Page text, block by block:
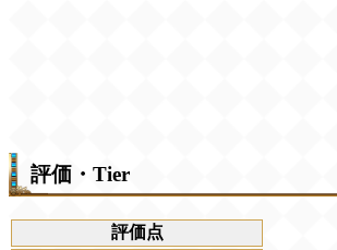
評価・Tier
評価点